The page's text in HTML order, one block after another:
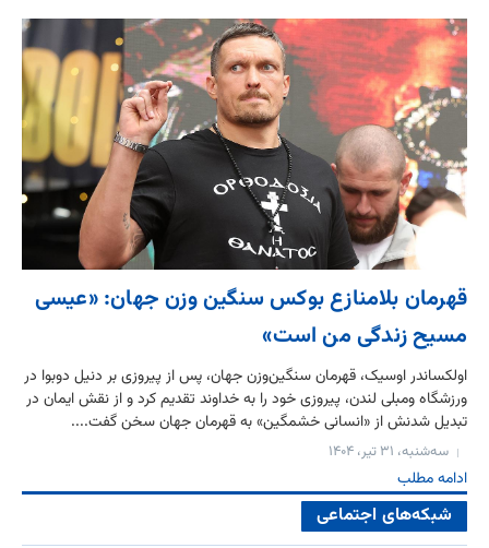
قهرمان بلامنازع بوکس سنگین وزن جهان: «عیسی
مسیح زندگی من است»
اولکساندر اوسیک، قهرمان سنگین‌وزن جهان، پس از پیروزی بر دنیل دوبوا در
ورزشگاه ومبلی لندن، پیروزی خود را به خداوند تقدیم کرد و از نقش ایمان در
تبدیل شدنش از «انسانی خشمگین» به قهرمان جهان سخن گفت....
سه‌شنبه، ۳۱ تیر، ۱۴۰۴
ادامه مطلب
شبکه‌های اجتماعی